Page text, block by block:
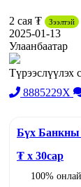
2 сая ₮ Зээлтэй
2025-01-13
Улаанбаатар
Түрээслүүлэх
8885229X
Бүх Банкны
₮ x 30сар
100%